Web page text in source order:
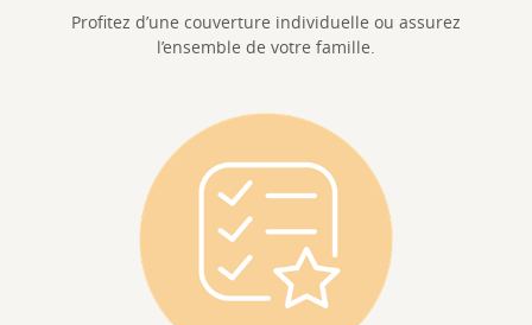
Profitez d’une couverture individuelle ou assurez
l’ensemble de votre famille.